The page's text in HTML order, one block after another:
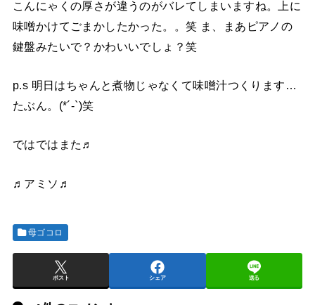
こんにゃくの厚さが違うのがバレてしまいますね。上に
味噌かけてごまかしたかった。。笑 ま、まあピアノの
鍵盤みたいで？かわいいでしょ？笑
p.s 明日はちゃんと煮物じゃなくて味噌汁つくります…
たぶん。(*´-`)笑
ではではまた♬
♬アミソ♬
母ゴコロ
ポスト シェア 送る